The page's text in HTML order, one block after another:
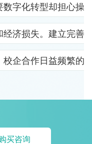
字化转型却担心操
济损失。建立完
合作日益频繁
买咨询